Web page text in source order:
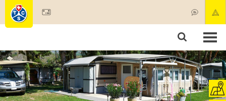
Membres & prestations
Tests, sécurité & santé